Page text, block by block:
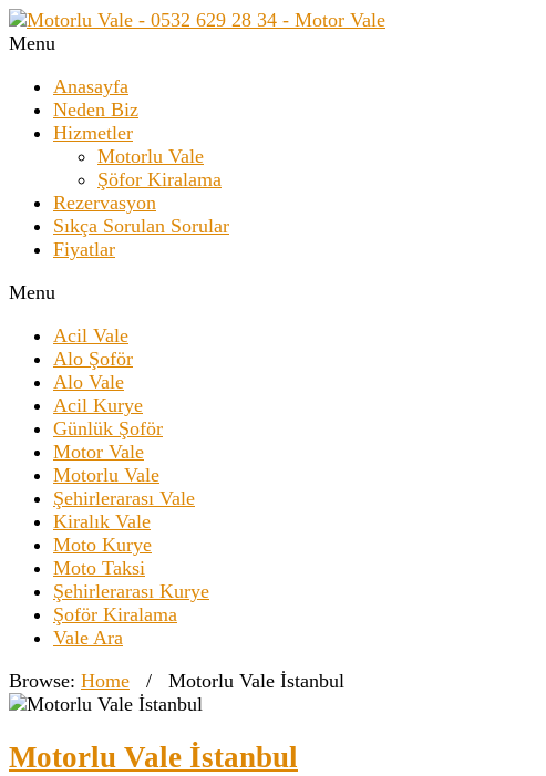
Menu
Anasayfa
Neden Biz
Hizmetler
Motorlu Vale
Şöfor Kiralama
Rezervasyon
Sıkça Sorulan Sorular
Fiyatlar
Menu
Acil Vale
Alo Şoför
Alo Vale
Acil Kurye
Günlük Şoför
Motor Vale
Motorlu Vale
Şehirlerarası Vale
Kiralık Vale
Moto Kurye
Moto Taksi
Şehirlerarası Kurye
Şoför Kiralama
Vale Ara
Browse: Home / Motorlu Vale İstanbul
Motorlu Vale İstanbul